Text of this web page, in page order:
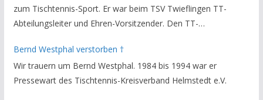
zum Tischtennis-Sport. Er war beim TSV Twieflingen TT-
Abteilungsleiter und Ehren-Vorsitzender. Den TT-
Helmstedt unterstützte er als Staffelleiter. Zuletzt war er
Vorsitzender des Rechtsausschusses im Kreisverband. Im
stillen GedenkenH.-K. Bartels / Vorsitzender
Bernd Westphal verstorben †
Wir trauern um Bernd Westphal. 1984 bis 1994 war er
Pressewart des Tischtennis-Kreisverband Helmstedt e.V.